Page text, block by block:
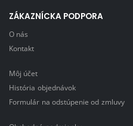
ZÁKAZNÍCKA PODPORA
O nás
Kontakt
Môj účet
História objednávok
Formulár na odstúpenie od zmluvy